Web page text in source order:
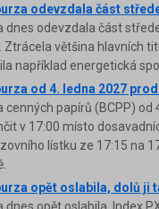
odevzdala část
dnes odevzdala část
Ztrácela většina hlavních
například energetická
od 4. ledna 2027
cenných papírů (BCPP)
v 17:00 místo
lístku ze 17:15 na
opět oslabila, dolů ji
dnes opět oslabila. Index